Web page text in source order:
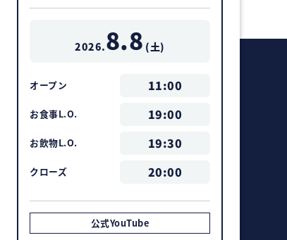
2026.8.8 (土)
オープン 11:00
お食事L.O. 19:00
お飲物L.O. 19:30
クローズ 20:00
公式YouTube